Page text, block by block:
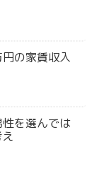
の家賃収入
性を選んでは